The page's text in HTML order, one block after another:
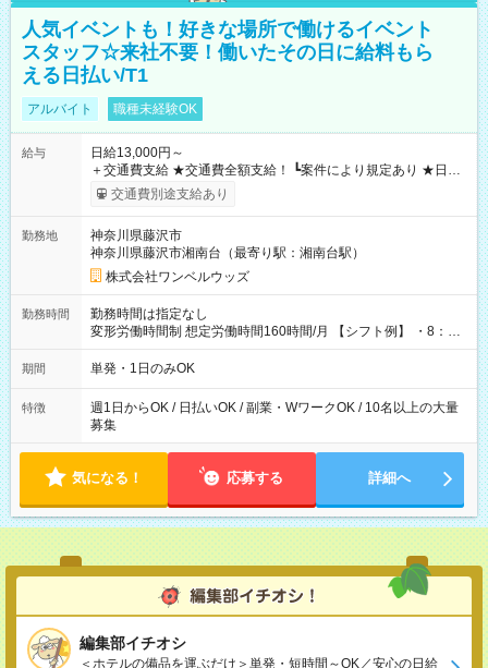
人気イベントも！好きな場所で働けるイベント
スタッフ☆来社不要！働いたその日に給料もら
える日払い/T1
アルバイト 職種未経験OK
給与
日給13,000円～
＋交通費支給 ★交通費全額支給！ ┗案件により規定あり ★日払
いOK！（規定あり） ┗働いたその日に現金GET♪ お仕事後はコ
ンビニATMから 日払い分を引き落とせます！ 【試用期間】試
交通費別途支給あり
勤務地
神奈川県藤沢市
神奈川県藤沢市湘南台（最寄り駅：湘南台駅）
株式会社ワンベルウッズ
勤務時間
勤務時間は指定なし
変形労働時間制 想定労働時間160時間/月 【シフト例】 ・8：00
～21：00
期間 単発・1日のみOK
特徴
週1日からOK / 日払いOK / 副業・WワークOK / 10名以上の大量
募集
気になる！ 応募する 詳細へ
編集部イチオシ
＜ホテルの備品を運ぶだけ＞単発・短時間～OK／安心の日給